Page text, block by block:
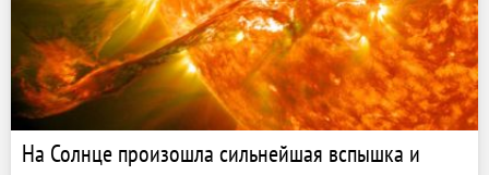
На Солнце произошла сильнейшая вспышка и